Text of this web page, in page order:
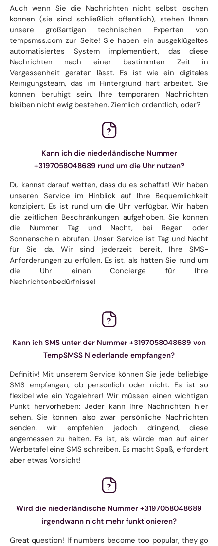
Auch wenn Sie die Nachrichten nicht selbst löschen
können (sie sind schließlich öffentlich), stehen Ihnen
unsere großartigen technischen Experten von
tempsmss.com zur Seite! Sie haben ein ausgeklügeltes
automatisiertes System implementiert, das diese
Nachrichten nach einer bestimmten Zeit in
Vergessenheit geraten lässt. Es ist wie ein digitales
Reinigungsteam, das im Hintergrund hart arbeitet. Sie
können beruhigt sein. Ihre temporären Nachrichten
bleiben nicht ewig bestehen. Ziemlich ordentlich, oder?
Kann ich die niederländische Nummer
+3197058048689 rund um die Uhr nutzen?
Du kannst darauf wetten, dass du es schaffst! Wir haben
unseren Service im Hinblick auf Ihre Bequemlichkeit
konzipiert. Es ist rund um die Uhr verfügbar. Wir haben
die zeitlichen Beschränkungen aufgehoben. Sie können
die Nummer Tag und Nacht, bei Regen oder
Sonnenschein abrufen. Unser Service ist Tag und Nacht
für Sie da. Wir sind jederzeit bereit, Ihre SMS-
Anforderungen zu erfüllen. Es ist, als hätten Sie rund um
die Uhr einen Concierge für Ihre
Nachrichtenbedürfnisse!
Kann ich SMS unter der Nummer +3197058048689 von
TempSMSS Niederlande empfangen?
Definitiv! Mit unserem Service können Sie jede beliebige
SMS empfangen, ob persönlich oder nicht. Es ist so
flexibel wie ein Yogalehrer! Wir müssen einen wichtigen
Punkt hervorheben: Jeder kann Ihre Nachrichten hier
sehen. Sie können also zwar persönliche Nachrichten
senden, wir empfehlen jedoch dringend, diese
angemessen zu halten. Es ist, als würde man auf einer
Werbetafel eine SMS schreiben. Es macht Spaß, erfordert
aber etwas Vorsicht!
Wird die niederländische Nummer +3197058048689
irgendwann nicht mehr funktionieren?
Great question! If numbers become too popular, they go